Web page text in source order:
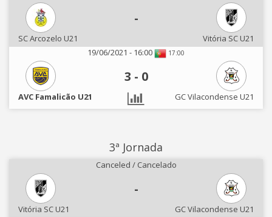
-
SC Arcozelo U21
Vitória SC U21
19/06/2021 - 16:00
17:00
3 - 0
AVC Famalicão U21 GC Vilacondense U21
3ª Jornada
Canceled / Cancelado
-
Vitória SC U21
GC Vilacondense U21